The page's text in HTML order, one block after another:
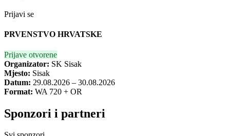
Prijavi se
PRVENSTVO HRVATSKE
Prijave otvorene
Organizator: SK Sisak
Mjesto: Sisak
Datum: 29.08.2026 – 30.08.2026
Format: WA 720 + OR
Sponzori i partneri